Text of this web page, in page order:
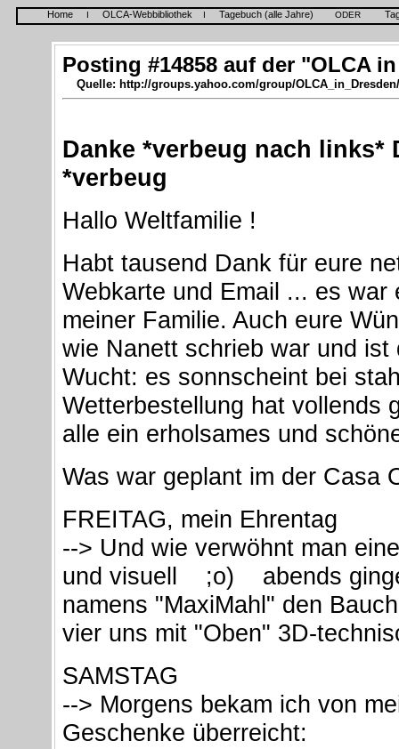
Home I OLCA-Webbibliothek I Tagebuch (alle Jahre) ODER
Posting #14858 auf der "OLCA
Quelle: http://groups.yahoo.com/group/OLCA_in_Dresden/
Danke *verbeug nach links*
*verbeug
Hallo Weltfamilie !
Habt tausend Dank für eure
Webkarte und Email ... es
meiner Familie. Auch eure
wie Nanett schrieb war und
Wucht: es sonnscheint bei
Wetterbestellung hat vollends
alle ein erholsames und
Was war geplant im der Casa
FREITAG, mein Ehrentag
--> Und wie verwöhnt man
und visuell ;o) abends
namens "MaxiMahl" den
vier uns mit "Oben" 3D-
SAMSTAG
--> Morgens bekam ich von
Geschenke überreicht: